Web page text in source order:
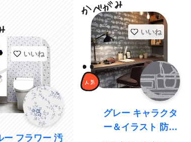
いいね
フラワー 汚
いいね
グレー キャラクタ
ー＆イラスト 防か